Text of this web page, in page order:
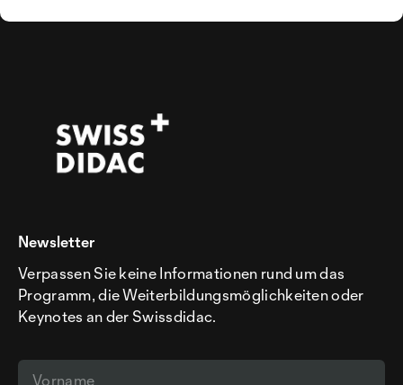
Newsletter
Verpassen Sie keine Informationen rund um das
Programm, die Weiterbildungsmöglichkeiten oder
Keynotes an der Swissdidac.